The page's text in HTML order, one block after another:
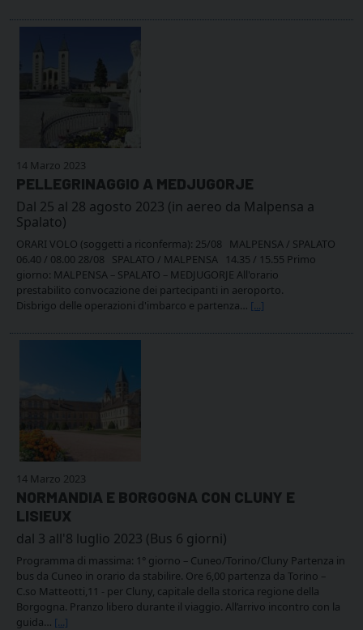
14 Marzo 2023
PELLEGRINAGGIO A MEDJUGORJE
Dal 25 al 28 agosto 2023 (in aereo da Malpensa a
Spalato)
ORARI VOLO (soggetti a riconferma): 25/08 MALPENSA / SPALATO
06.40 / 08.00 28/08 SPALATO / MALPENSA 14.35 / 15.55 Primo
giorno: MALPENSA – SPALATO – MEDJUGORJE All'orario
prestabilito convocazione dei partecipanti in aeroporto.
Disbrigo delle operazioni d'imbarco e partenza… [...]
14 Marzo 2023
NORMANDIA E BORGOGNA CON CLUNY E
LISIEUX
dal 3 all'8 luglio 2023 (Bus 6 giorni)
Programma di massima: 1° giorno – Cuneo/Torino/Cluny Partenza in
bus da Cuneo in orario da stabilire. Ore 6,00 partenza da Torino –
C.so Matteotti,11 - per Cluny, capitale della storica regione della
Borgogna. Pranzo libero durante il viaggio. All’arrivo incontro con la
guida… [...]